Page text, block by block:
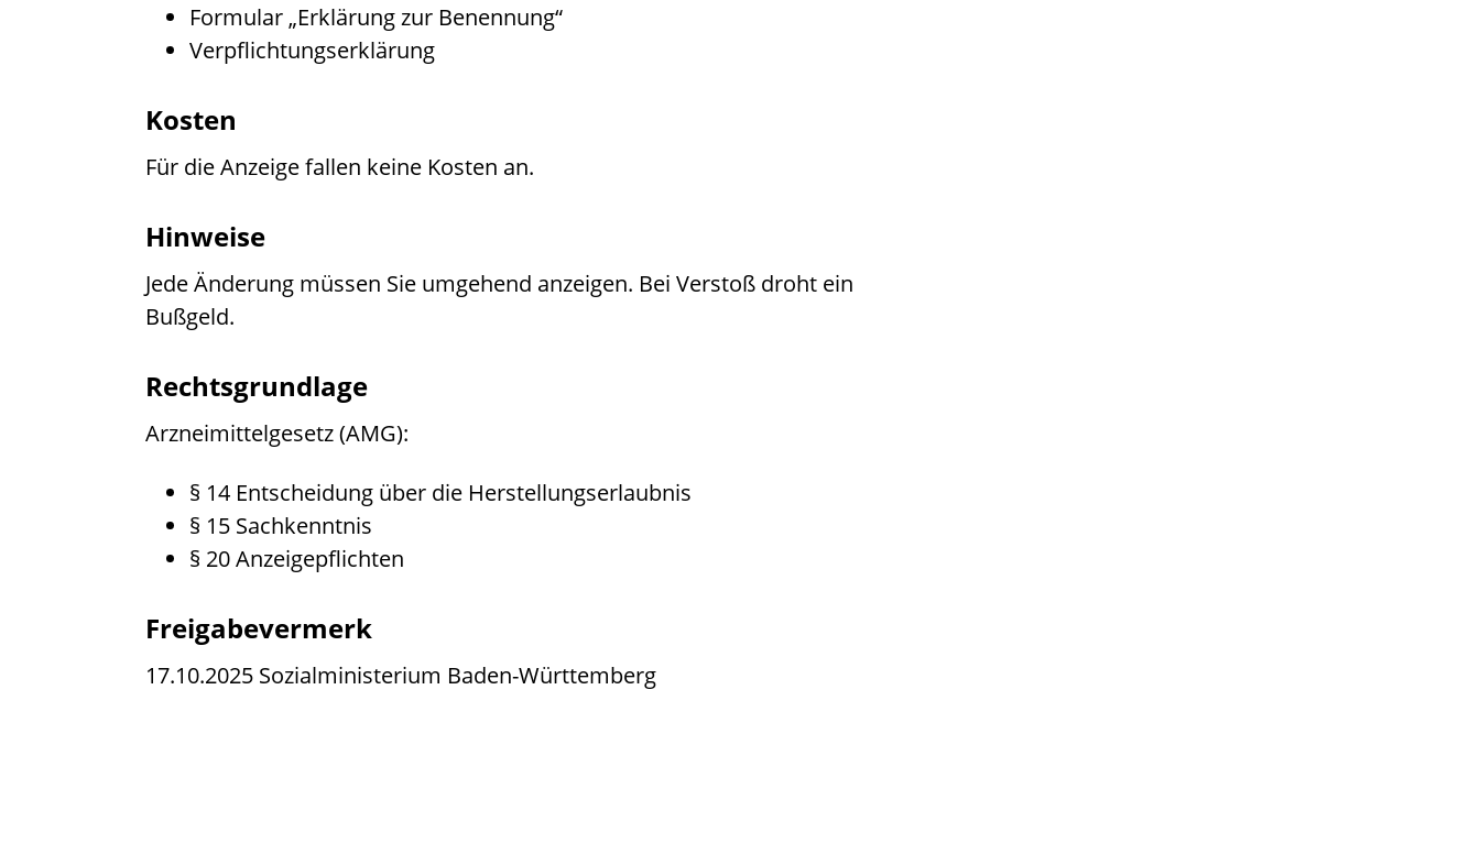
Formular „Erklärung zur Benennung“
Verpflichtungserklärung
Kosten
Für die Anzeige fallen keine Kosten an.
Hinweise
Jede Änderung müssen Sie umgehend anzeigen. Bei Verstoß droht ein
Bußgeld.
Rechtsgrundlage
Arzneimittelgesetz (AMG):
§ 14 Entscheidung über die Herstellungserlaubnis
§ 15 Sachkenntnis
§ 20 Anzeigepflichten
Freigabevermerk
17.10.2025 Sozialministerium Baden-Württemberg